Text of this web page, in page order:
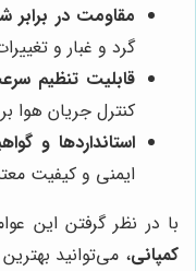
مقاومت در برابر
گرد و غبار و
قابلیت تنظیم
کنترل جریان هوا
استانداردها و
ایمنی و کیفیت
با در نظر گرفتن این
کمپانی، می‌توانید